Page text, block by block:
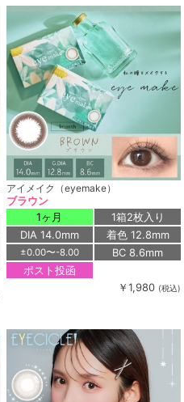
アイメイク（eyemake）
ブラウン
1ヶ月
1箱2枚入り
DIA 14.0mm
着色 12.8mm
±0.00〜-8.00
BC 8.6mm
ポスト投函
￥1,980 (税込)